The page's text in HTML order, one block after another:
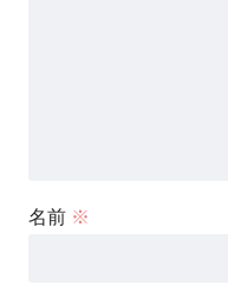
名前 ※